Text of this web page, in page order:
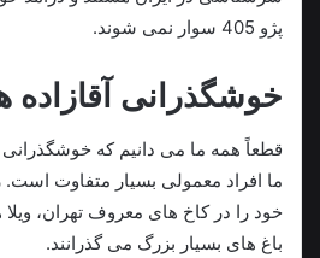
پژو 405 سوار نمی شوند.
خوشگذرانی آقازاده
قطعاً همه ما می دانیم که خوشگذرانی
ما افراد معمولی بسیار متفاوت است.
خود را در کاخ های معروف تهران،
باغ های بسیار بزرگ می گذرانند.